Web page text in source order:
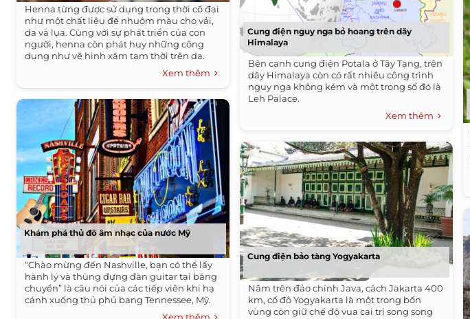
Henna từng được sử dụng trong thời cổ đại
như một chất liệu để nhuộm màu cho vải,
da và lụa. Cùng với sự phát triển của con
người, henna còn phát huy những công
dụng như vẽ hình xăm tạm thời trên da.
Xem thêm
Khám phá thủ đô âm nhạc của nước Mỹ
“Chào mừng đến Nashville, bạn có thể lấy
hành lý và thùng đựng đàn guitar tại băng
chuyền” là câu nói của các tiếp viên khi hạ
cánh xuống thủ phủ bang Tennessee, Mỹ.
Cung điện nguy nga bỏ hoang trên dãy
Himalaya
Bên cạnh cung điện Potala ở Tây Tạng, trên
dãy Himalaya còn có rất nhiều công trình
nguy nga không kém và một trong số đó là
Leh Palace.
Xem thêm
Cung điện bảo tàng Yogyakarta
Nằm trên đảo chính Java, cách Jakarta 400
km, cố đô Yogyakarta là một trong bốn
vùng còn giữ chế độ vua cai trị song song